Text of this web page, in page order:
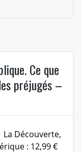
Ce que
préjugés –
Découverte,
: 12,99 €